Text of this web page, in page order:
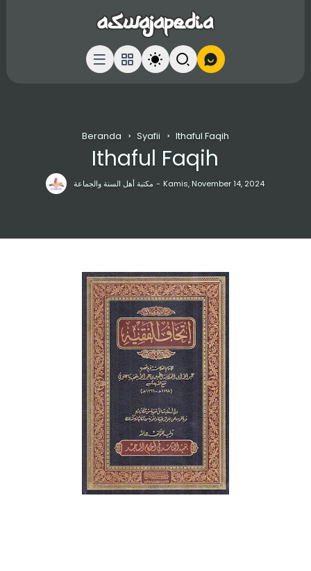
Beranda Syafii Ithaful Faqih
مكتبة أهل السنة والجماعة Kamis, November 14, 2024
Ithaful Faqih